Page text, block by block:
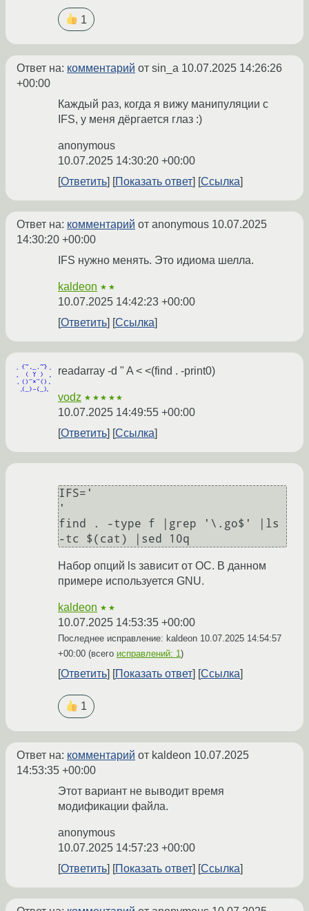
1
Ответ на: комментарий от sin_a 10.07.2025 14:26:26
+00:00
Каждый раз, когда я вижу манипуляции с
IFS, у меня дёргается глаз :)
anonymous
10.07.2025 14:30:20 +00:00
Ответить
Показать ответ Ссылка
Ответ на: комментарий от anonymous 10.07.2025
14:30:20 +00:00
IFS нужно менять. Это идиома шелла.
kaldeon ★★
10.07.2025 14:42:23 +00:00
Ответить
Ссылка
readarray -d " A < <(find . -print0)
vodz ★★★★★
10.07.2025 14:49:55 +00:00
Ответить
Ссылка
IFS='
'
find . -type f |grep '\.go$' |ls
Набор опций ls зависит от ОС. В данном
примере используется GNU.
kaldeon ★★
10.07.2025 14:53:35 +00:00
Последнее исправление: kaldeon 10.07.2025 14:54:57
+00:00 (всего исправлений: 1 )
Ответить Показать ответ Ссылка
1
Ответ на: комментарий от kaldeon 10.07.2025
14:53:35 +00:00
Этот вариант не выводит время
модификации файла.
anonymous
10.07.2025 14:57:23 +00:00
Ответить
Показать ответ Ссылка